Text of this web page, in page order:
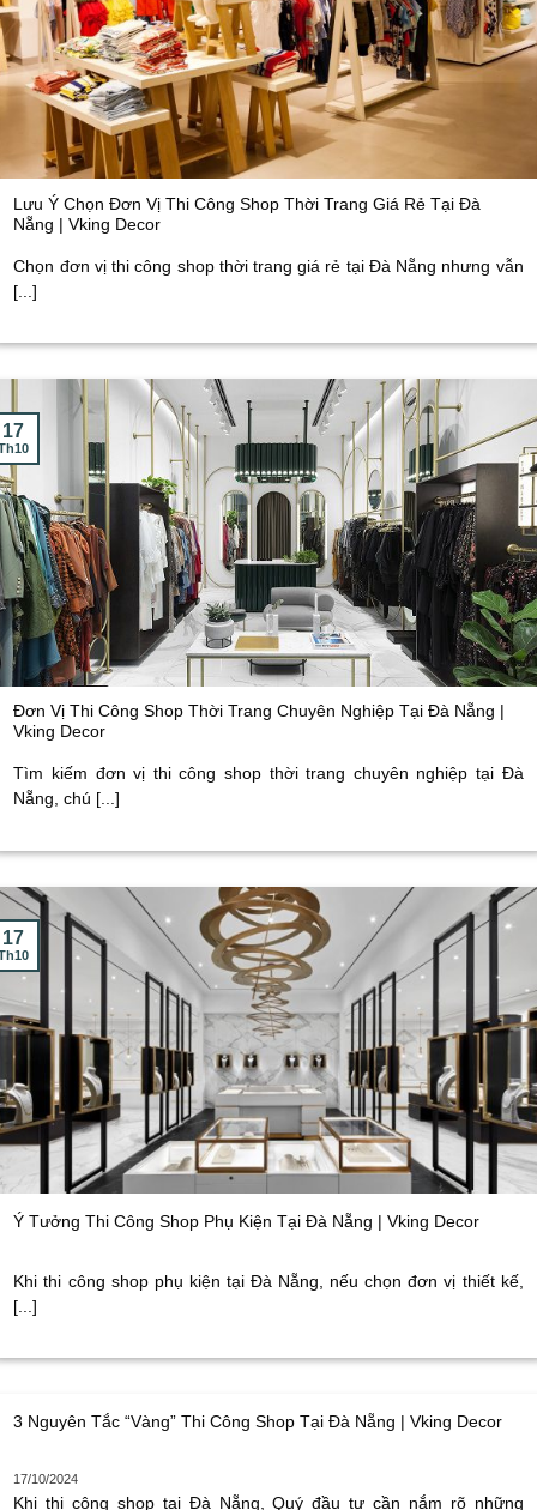
Lưu Ý Chọn Đơn Vị Thi Công Shop Thời Trang Giá Rẻ Tại Đà
Nẵng | Vking Decor
Chọn đơn vị thi công shop thời trang giá rẻ tại Đà Nẵng nhưng vẫn
[...]
Đơn Vị Thi Công Shop Thời Trang Chuyên Nghiệp Tại Đà Nẵng |
Vking Decor
Tìm kiếm đơn vị thi công shop thời trang chuyên nghiệp tại Đà
Nẵng, chú [...]
17
Ý Tưởng Thi Công Shop Phụ Kiện Tại Đà Nẵng | Vking Decor
Khi thi công shop phụ kiện tại Đà Nẵng, nếu chọn đơn vị thiết kế,
[...]
17
3 Nguyên Tắc “Vàng” Thi Công Shop Tại Đà Nẵng | Vking Decor
17/10/2024
Khi thi công shop tại Đà Nẵng, Quý đầu tư cần nắm rõ những